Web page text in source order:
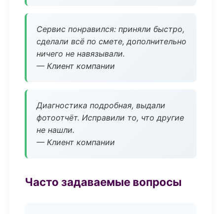
Сервис понравился: приняли быстро,
сделали всё по смете, дополнительно
ничего не навязывали.
— Клиент компании
Диагностика подробная, выдали
фотоотчёт. Исправили то, что другие
не нашли.
— Клиент компании
Часто задаваемые вопросы